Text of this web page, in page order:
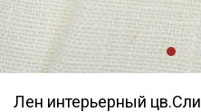
Лен интерьерный